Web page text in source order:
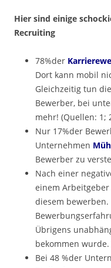
Hier sind einige
Recruiting
78%der
Dort kann mobil
Gleichzeitig tun
Bewerber, bei
mehr! (Quellen: 1;
Nur 17%der
Unternehmen
Bewerber zu
Nach einer
einem
diesem
Übrigens
bekommen wurde.
Bei 48 %der